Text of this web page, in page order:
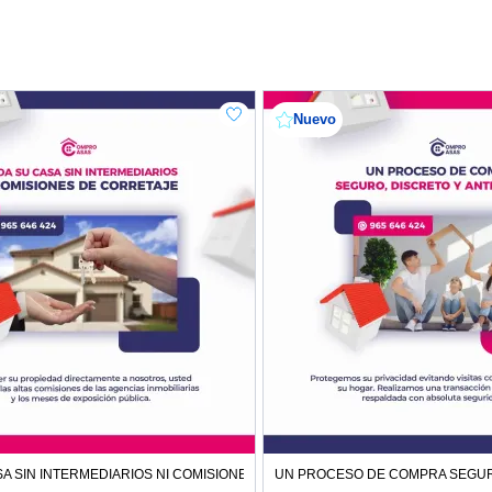
SIN INTERMEDIARIOS NI COMISIONES DE CORRETAJE
Nuevo
UN PROCESO DE COMPRA